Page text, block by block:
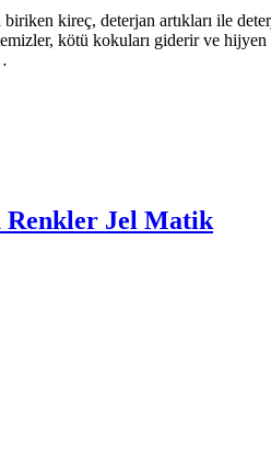
kireç, deterjan artıkları ile
kötü kokuları giderir ve
Renkler Jel Matik